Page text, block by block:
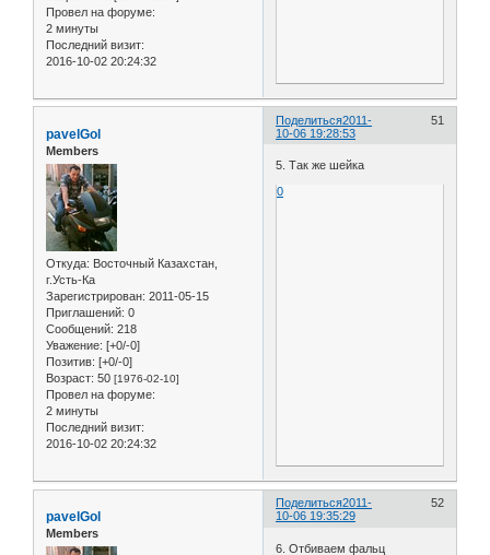
Провел на форуме:
2 минуты
Последний визит:
2016-10-02 20:24:32
Поделиться 51
2011-
10-06 19:28:53
pavelGol
Members
Откуда: Восточный Казахстан,
г.Усть-Ка
Зарегистрирован: 2011-05-15
Приглашений: 0
Сообщений: 218
Уважение: [+0/-0]
Позитив: [+0/-0]
Возраст: 50 [1976-02-10]
Провел на форуме:
2 минуты
Последний визит:
2016-10-02 20:24:32
5. Так же шейка
0
Поделиться 52
2011-
10-06 19:35:29
pavelGol
Members
6. Отбиваем фальц